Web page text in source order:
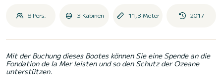
8 Pers. 3 Kabinen 11,3 Meter 2017
Mit der Buchung dieses Bootes können Sie eine Spende an die
Fondation de la Mer leisten und so den Schutz der Ozeane
unterstützen.